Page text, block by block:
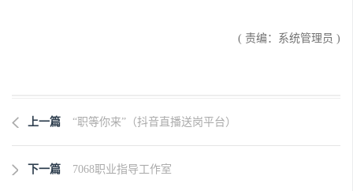
( 责编：系统管理员 )
上一篇 “职等你来”（抖音直播送岗平台）
下一篇 7068职业指导工作室